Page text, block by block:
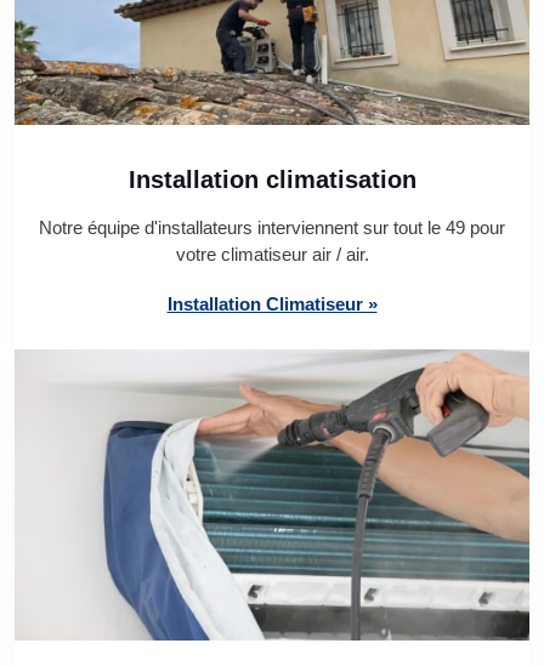
Installation climatisation
Notre équipe d'installateurs interviennent sur tout le 49 pour
votre climatiseur air / air.
Installation Climatiseur »